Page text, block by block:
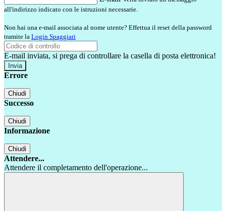
all'indirizzo indicato con le istruzioni necessarie.
Non hai una e-mail associata al nome utente? Effettua il reset della password
tramite la Login Spaggiari
E-mail inviata, si prega di controllare la casella di posta elettronica!
Errore
Chiudi
Successo
Chiudi
Informazione
Chiudi
Attendere...
Attendere il completamento dell'operazione...